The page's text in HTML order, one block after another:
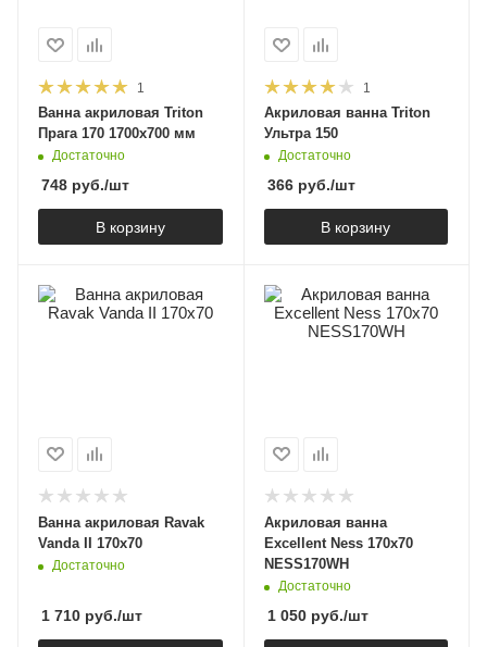
1
Ванна акриловая Triton
Прага 170 1700x700 мм
Достаточно
748 руб./шт
В корзину
1
Акриловая ванна Triton
Ультра 150
Достаточно
366руб./шт
В корзину
Ванна акриловая Ravak
Vanda II 170x70
Достаточно
1 710 руб./шт
Акриловая ванна
Excellent Ness 170x70
NESS170WH
Достаточно
1 050руб./шт